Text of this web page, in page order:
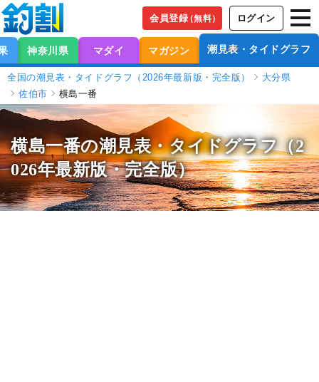
会員登録（無料） ログイン
神奈川県 マダイ マガジン 潮見表・タイドグラフ
全国の潮見表・タイドグラフ（2026年最新版・完全版）
大分県
佐伯市
横島一番
横島一番の潮見表・タイドグラフ（2
026年最新版・完全版）